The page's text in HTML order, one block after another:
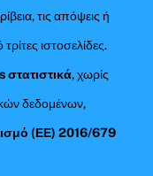
τις απόψεις ή
ιστοσελίδες.
στατιστικά, χωρίς
δεδομένων,
(ΕΕ) 2016/679